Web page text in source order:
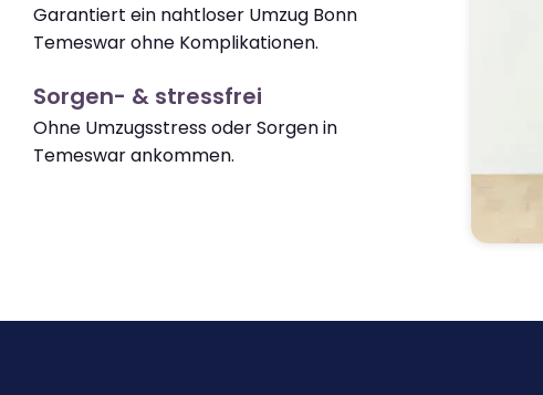
Garantiert ein nahtloser Umzug Bonn
Temeswar ohne Komplikationen.
Sorgen- & stressfrei
Ohne Umzugsstress oder Sorgen in
Temeswar ankommen.